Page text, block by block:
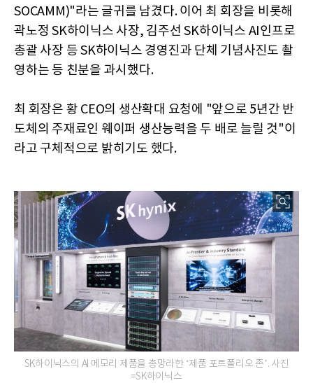
SOCAMM)"라는 글귀를 남겼다. 이어 최 회장을 비롯해
곽노정 SK하이닉스 사장, 김주선 SK하이닉스 AI인프로
총괄 사장 등 SK하이닉스 경영진과 단체 기념사진도 촬
영하는 등 친분을 과시했다.
최 회장은 황 CEO의 생산확대 요청에 "앞으로 5년간 반
도체의 주재료인 웨이퍼 생산능력을 두 배로 늘릴 것"이
라고 구체적으로 밝히기도 했다.
SK하이닉스의 AI 메모리 제품을 총망라한 ‘제품 포트폴리오 존’. 사진
=SK하이닉스